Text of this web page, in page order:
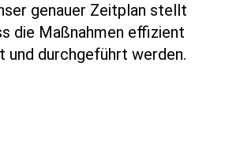
genauer Zeitplan stellt
die Maßnahmen effizient
und durchgeführt werden.